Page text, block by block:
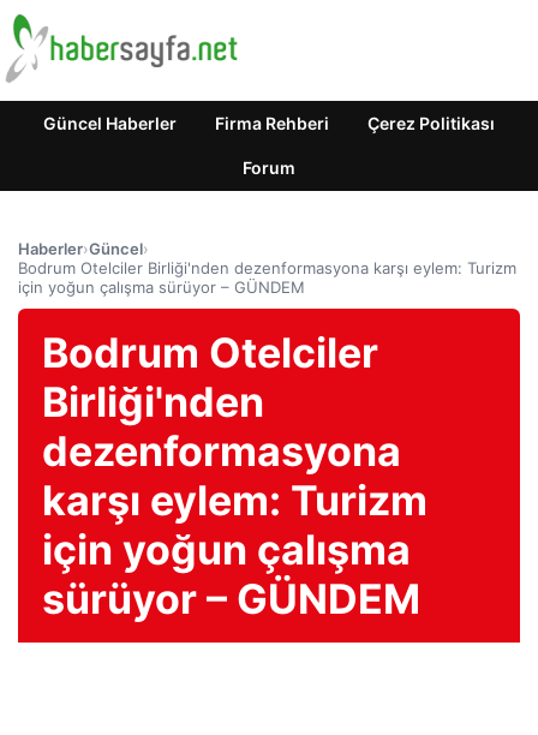
Güncel Haberler Firma Rehberi Çerez Politikası
Forum
Haberler›Güncel›
Bodrum Otelciler Birliği'nden dezenformasyona karşı eylem: Turizm
için yoğun çalışma sürüyor – GÜNDEM
Bodrum Otelciler
Birliği'nden
dezenformasyona
karşı eylem: Turizm
için yoğun çalışma
sürüyor – GÜNDEM